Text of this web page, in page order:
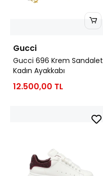
Gucci
Gucci 696 Krem Sandalet
Kadın Ayakkabı
12.500,00 TL